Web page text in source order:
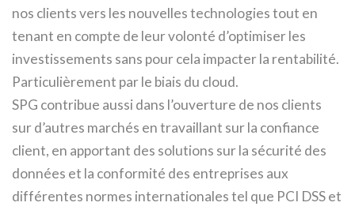
nos clients vers les nouvelles technologies tout en
tenant en compte de leur volonté d’optimiser les
investissements sans pour cela impacter la rentabilité.
Particulièrement par le biais du cloud.
SPG contribue aussi dans l’ouverture de nos clients
sur d’autres marchés en travaillant sur la confiance
client, en apportant des solutions sur la sécurité des
données et la conformité des entreprises aux
différentes normes internationales tel que PCI DSS et